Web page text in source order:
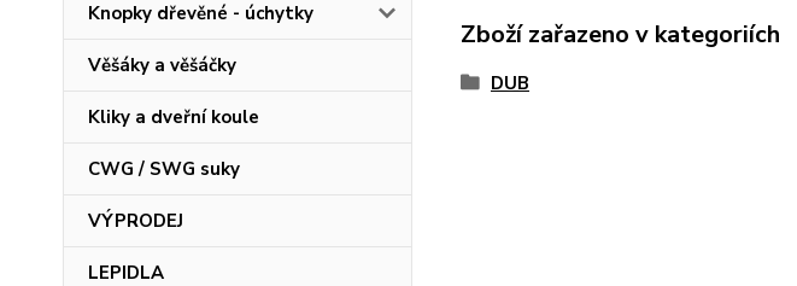
Knopky dřevěné - úchytky
Věšáky a věšáčky
Kliky a dveřní koule
CWG / SWG suky
VÝPRODEJ
LEPIDLA
Zboží zařazeno v kategoriích
DUB